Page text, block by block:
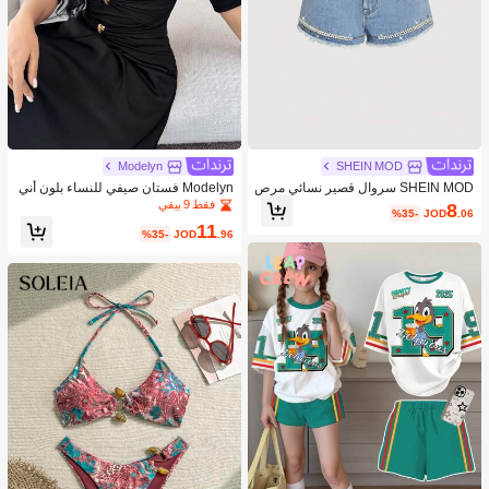
SHEIN MOD
SHEIN MOD سروال قصير نسائي مرص
ع بالراين والخرز الزجاجي وباللون الجينز
JOD8.06
%35-
Modelyn
Modelyn فستان صيفي للنساء بلون أني
ق مفتوح الكتف
فقط 9 بيقي
JOD11.96
%35-